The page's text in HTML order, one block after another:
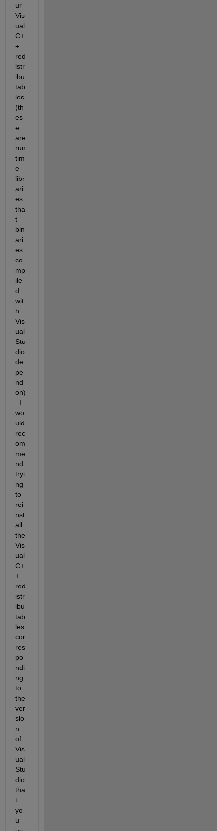
ur
Vis
ual
C+
+
red
istr
ibu
tab
les
(th
es
e
are
run
tim
e
libr
ari
es
tha
t
bin
ari
es
co
mp
ile
d
wit
h
Vis
ual
Stu
dio
de
pe
nd
on)
. I
wo
uld
rec
om
me
nd
tryi
ng
to
rei
nst
all
the
Vis
ual
C+
+
red
istr
ibu
tab
les
cor
res
po
ndi
ng
to
the
ver
sio
n
of
Vis
ual
Stu
dio
tha
t
yo
u